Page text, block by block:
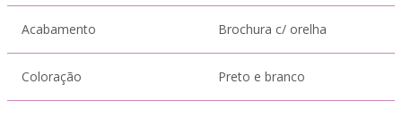
Acabamento Brochura c/ orelha
Coloração Preto e branco